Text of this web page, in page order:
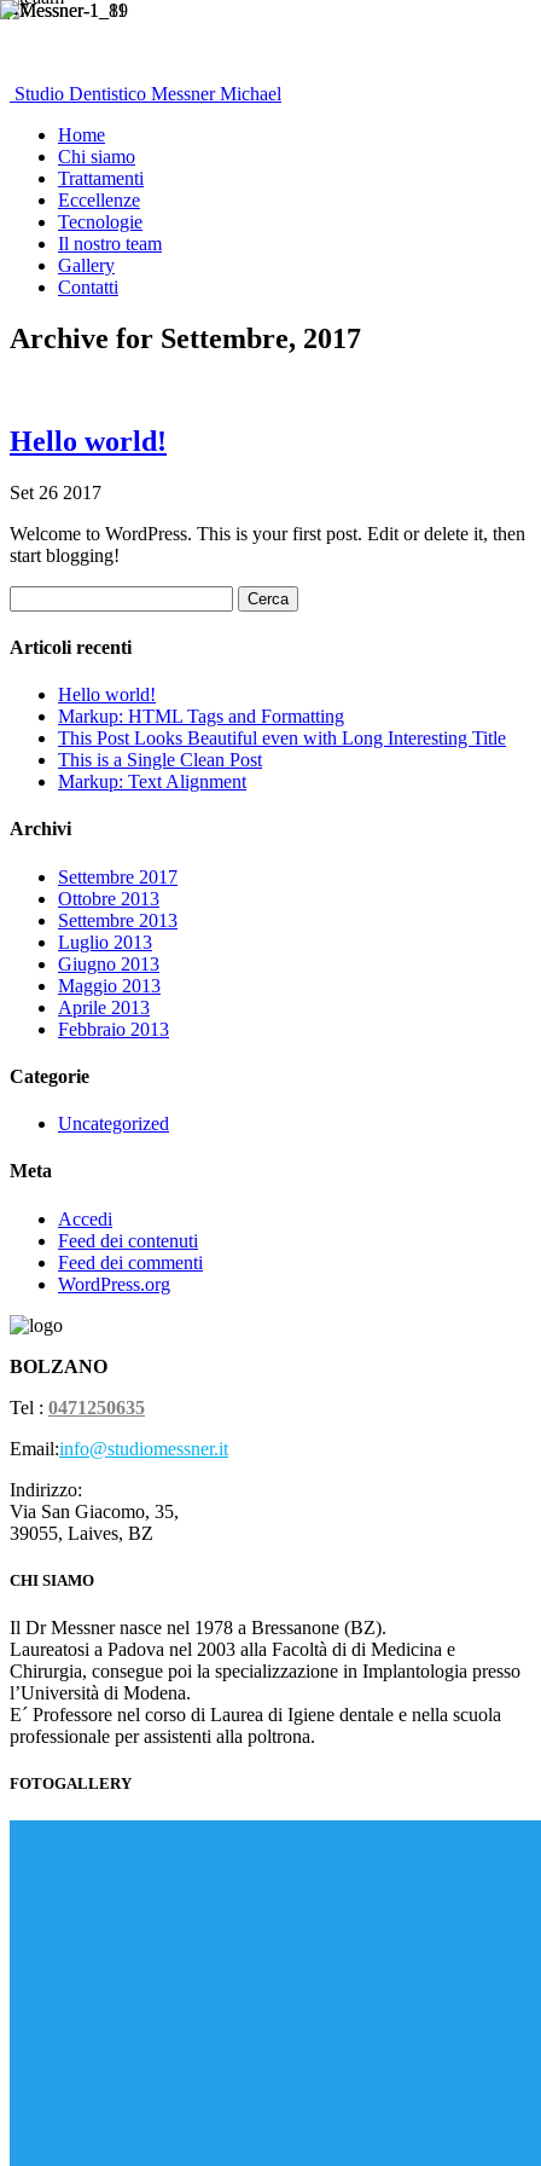
Studio Dentistico Messner Michael
Home
Chi siamo
Trattamenti
Eccellenze
Tecnologie
Il nostro team
Gallery
Contatti
Archive for Settembre, 2017
Hello world!
Set 26 2017
Welcome to WordPress. This is your first post. Edit or delete it, then
start blogging!
per:
Articoli recenti
Hello world!
Markup: HTML Tags and Formatting
This Post Looks Beautiful even with Long Interesting Title
This is a Single Clean Post
Markup: Text Alignment
Archivi
Settembre 2017
Ottobre 2013
Settembre 2013
Luglio 2013
Giugno 2013
Maggio 2013
Aprile 2013
Febbraio 2013
Categorie
Uncategorized
Meta
Accedi
Feed dei contenuti
Feed dei commenti
WordPress.org
BOLZANO
Tel : 0471250635
Email:info@studiomessner.it
Indirizzo:
Via San Giacomo, 35,
39055, Laives, BZ
CHI SIAMO
Il Dr Messner nasce nel 1978 a Bressanone (BZ).
Laureatosi a Padova nel 2003 alla Facoltà di di Medicina e
Chirurgia, consegue poi la specializzazione in Implantologia presso
l’Università di Modena.
E´ Professore nel corso di Laurea di Igiene dentale e nella scuola
professionale per assistenti alla poltrona.
FOTOGALLERY